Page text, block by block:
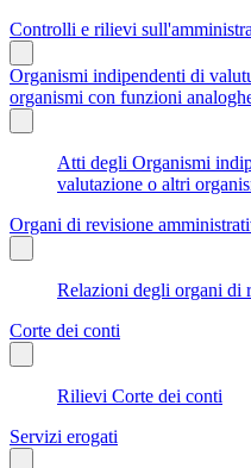
Controlli e rilievi
Organismi indipendenti di
organismi con funzioni
Atti degli Organismi
valutazione o altri
Organi di revisione
Relazioni degli organi di
Corte dei conti
Rilievi Corte dei conti
Servizi erogati